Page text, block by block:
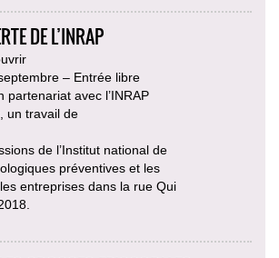
DE L’INRAP
– Entrée libre
partenariat avec l’INRAP
un travail de
de l’Institut national de
préventives et les
entreprises dans la rue Qui